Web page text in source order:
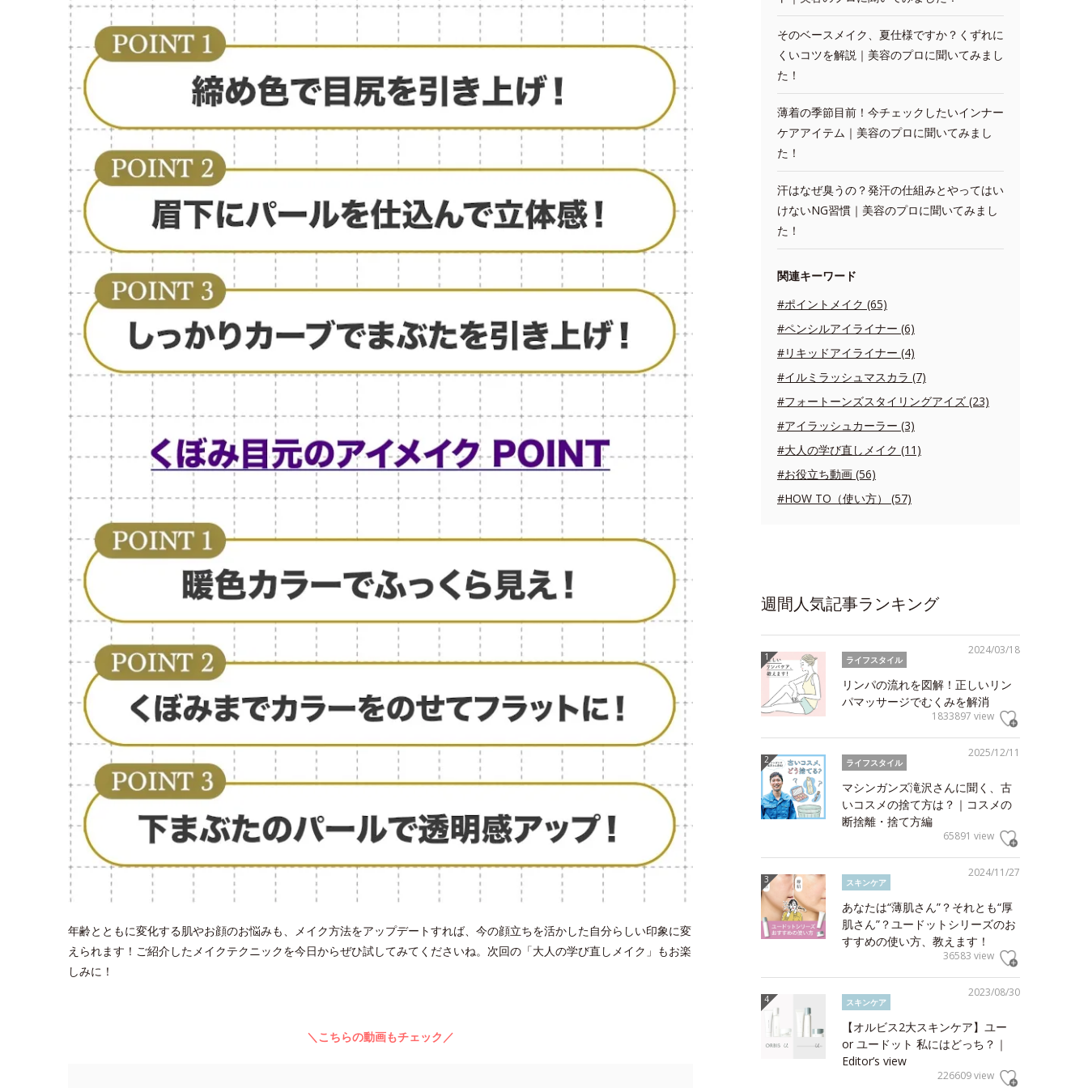
年齢とともに変化する肌やお顔のお悩みも、メイク方法をアップデートすれば、今の顔立ちを活かした自分らしい印象に変
えられます！ご紹介したメイクテクニックを今日からぜひ試してみてくださいね。次回の「大人の学び直しメイク」もお楽
しみに！
＼こちらの動画もチェック／
そのベースメイク、夏仕様ですか？くずれに
くいコツを解説｜美容のプロに聞いてみまし
た！
薄着の季節目前！今チェックしたいインナー
ケアアイテム｜美容のプロに聞いてみまし
た！
汗はなぜ臭うの？発汗の仕組みとやってはい
けないNG習慣｜美容のプロに聞いてみまし
た！
関連キーワード
#ポイントメイク (65)
#ペンシルアイライナー (6)
#リキッドアイライナー (4)
#イルミラッシュマスカラ (7)
#フォートーンズスタイリングアイズ (23)
#アイラッシュカーラー (3)
#大人の学び直しメイク (11)
#お役立ち動画 (56)
#HOW TO（使い方） (57)
週間人気記事ランキング
2024/03/18
ライフスタイル
リンパの流れを図解！正しいリン
パマッサージでむくみを解消
1833897 view
2025/12/11
ライフスタイル
マシンガンズ滝沢さんに聞く、古
いコスメの捨て方は？｜コスメの
断捨離・捨て方編
65891 view
2024/11/27
スキンケア
あなたは“薄肌さん”？それとも“厚
肌さん”？ユードットシリーズのお
すすめの使い方、教えます！
36583 view
2023/08/30
スキンケア
【オルビス2大スキンケア】ユー
or ユードット 私にはどっち？｜
Editor’s view
226609 view